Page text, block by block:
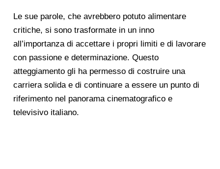
Le sue parole, che avrebbero potuto alimentare
critiche, si sono trasformate in un inno
all’importanza di accettare i propri limiti e di lavorare
con passione e determinazione. Questo
atteggiamento gli ha permesso di costruire una
carriera solida e di continuare a essere un punto di
riferimento nel panorama cinematografico e
televisivo italiano.